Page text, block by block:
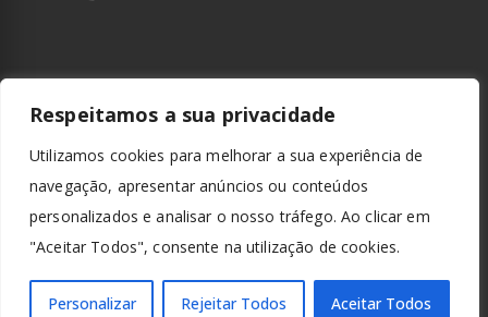
Respeitamos a sua privacidade
Utilizamos cookies para melhorar a sua experiência de
navegação, apresentar anúncios ou conteúdos
personalizados e analisar o nosso tráfego. Ao clicar em
"Aceitar Todos", consente na utilização de cookies.
Personalizar Rejeitar Todos Aceitar Todos